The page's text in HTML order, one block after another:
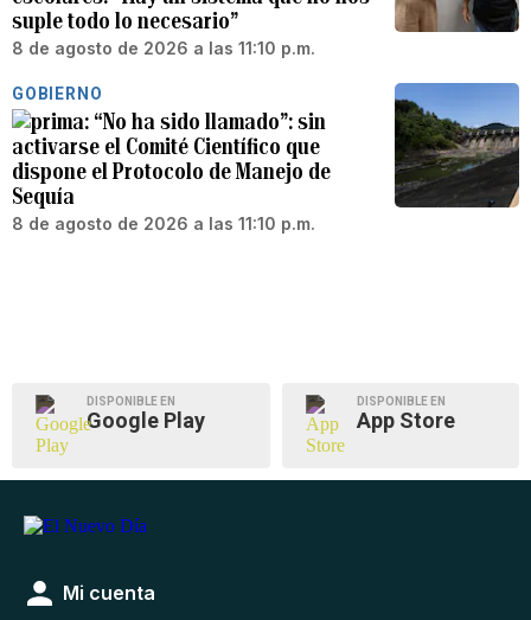
suple todo lo necesario”
8 de agosto de 2026 a las 11:10 p.m.
GOBIERNO
“No ha sido llamado”: sin
activarse el Comité Científico que
dispone el Protocolo de Manejo de
Sequía
8 de agosto de 2026 a las 11:10 p.m.
DISPONIBLE EN
Google Play
DISPONIBLE EN
App Store
Mi cuenta